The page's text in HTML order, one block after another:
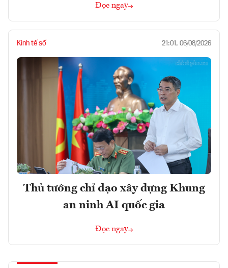
Đọc ngay
Kinh tế số 21:01, 06/08/2026
Thủ tướng chỉ đạo xây dựng Khung
an ninh AI quốc gia
Đọc ngay